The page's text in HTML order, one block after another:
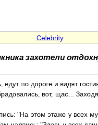
Celebrity
захотели
едут по дороге и видят
вот, щас...
"На этом этаже у всех